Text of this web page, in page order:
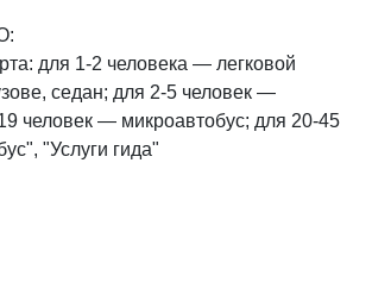
для 1-2 человека — легковой
седан; для 2-5 человек —
человек — микроавтобус; для 20-45
"Услуги гида"